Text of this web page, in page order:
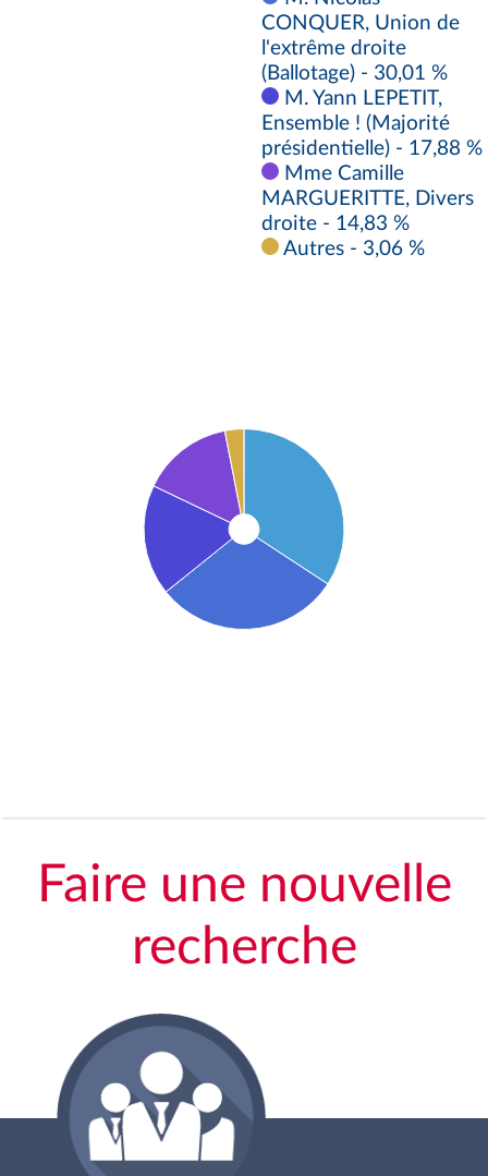
CONQUER, Union de
l'extrême droite
(Ballotage) - 30,01 %
M. Yann LEPETIT,
Ensemble ! (Majorité
présidentielle) - 17,88 %
Mme Camille
MARGUERITTE, Divers
droite - 14,83 %
Autres - 3,06 %
Faire une nouvelle
recherche